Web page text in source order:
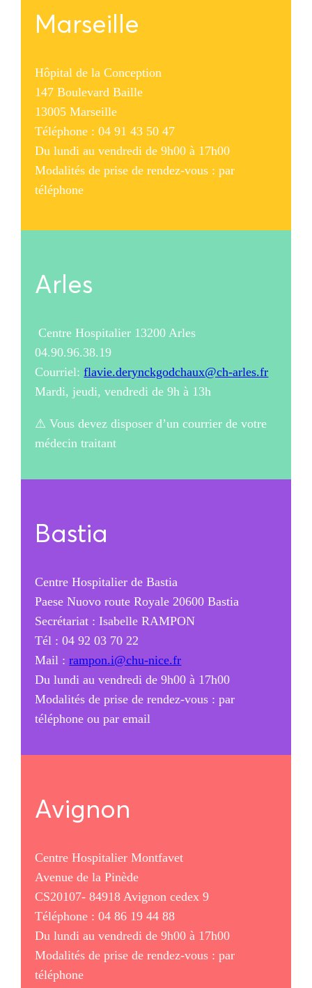
Marseille
Hôpital de la Conception
147 Boulevard Baille
13005 Marseille
Téléphone : 04 91 43 50 47
Du lundi au vendredi de 9h00 à 17h00
Modalités de prise de rendez-vous : par
téléphone
Arles
Centre Hospitalier 13200 Arles
04.90.96.38.19
Courriel:flavie.derynckgodchaux@ch-arles.fr
Mardi, jeudi, vendredi de 9h à 13h
⚠︎ Vous devez disposer d’un courrier de votre
médecin traitant
Bastia
Centre Hospitalier de Bastia
Paese Nuovo route Royale 20600 Bastia
Secrétariat : Isabelle RAMPON
Tél : 04 92 03 70 22
Mail :rampon.i@chu-nice.fr
Du lundi au vendredi de 9h00 à 17h00
Modalités de prise de rendez-vous : par
téléphone ou par email
Avignon
Centre Hospitalier Montfavet
Avenue de la Pinède
CS20107- 84918 Avignon cedex 9
Téléphone : 04 86 19 44 88
Du lundi au vendredi de 9h00 à 17h00
Modalités de prise de rendez-vous : par
téléphone